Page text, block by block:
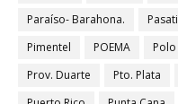
Paraíso- Barahona.
Pimentel
POEMA
Prov. Duarte
Pto. Plata